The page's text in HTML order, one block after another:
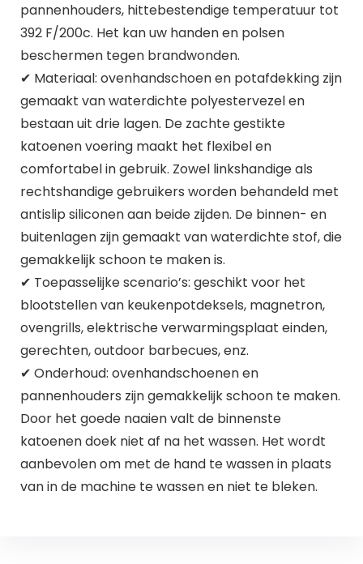
pannenhouders, hittebestendige temperatuur tot
392 F/200c. Het kan uw handen en polsen
beschermen tegen brandwonden.
✔ Materiaal: ovenhandschoen en potafdekking zijn
gemaakt van waterdichte polyestervezel en
bestaan uit drie lagen. De zachte gestikte
katoenen voering maakt het flexibel en
comfortabel in gebruik. Zowel linkshandige als
rechtshandige gebruikers worden behandeld met
antislip siliconen aan beide zijden. De binnen- en
buitenlagen zijn gemaakt van waterdichte stof, die
gemakkelijk schoon te maken is.
✔ Toepasselijke scenario’s: geschikt voor het
blootstellen van keukenpotdeksels, magnetron,
ovengrills, elektrische verwarmingsplaat einden,
gerechten, outdoor barbecues, enz.
✔ Onderhoud: ovenhandschoenen en
pannenhouders zijn gemakkelijk schoon te maken.
Door het goede naaien valt de binnenste
katoenen doek niet af na het wassen. Het wordt
aanbevolen om met de hand te wassen in plaats
van in de machine te wassen en niet te bleken.